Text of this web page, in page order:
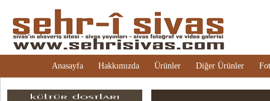
Anasayfa Hakkımızda Ürünler Diğer Ürünler